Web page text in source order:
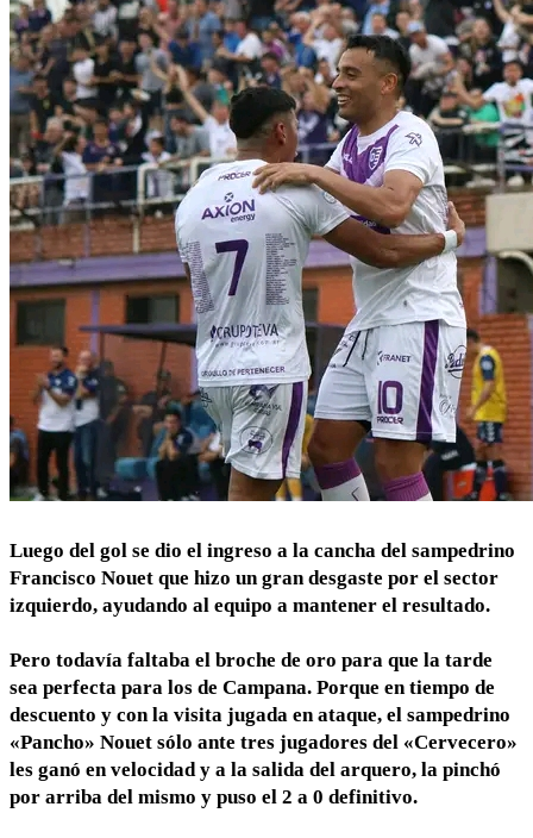
Luego del gol se dio el ingreso a la cancha del sampedrino
Francisco Nouet que hizo un gran desgaste por el sector
izquierdo, ayudando al equipo a mantener el resultado.
Pero todavía faltaba el broche de oro para que la tarde
sea perfecta para los de Campana. Porque en tiempo de
descuento y con la visita jugada en ataque, el sampedrino
«Pancho» Nouet sólo ante tres jugadores del «Cervecero»
les ganó en velocidad y a la salida del arquero, la pinchó
por arriba del mismo y puso el 2 a 0 definitivo.